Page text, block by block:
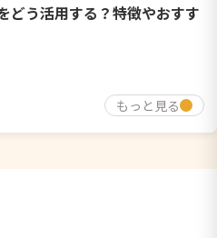
どう活用する？特徴やおすす
もっと見る